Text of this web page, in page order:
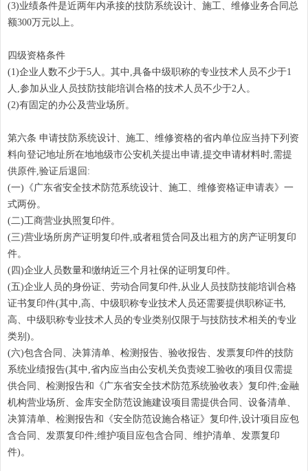
(3)业绩条件是近两年内承接的技防系统设计、施工、维修业务合同总
额300万元以上。
四级资格条件
(1)企业人数不少于5人。其中,具备中级职称的专业技术人员不少于1
人,参加从业人员技防技能培训合格的技术人员不少于2人。
(2)有固定的办公及营业场所。
第六条 申请技防系统设计、施工、维修资格的省内单位应当持下列资
料向登记地址所在地地级市公安机关提出申请,提交申请材料时,需提
供原件,验证后退回:
(一)《广东省安全技术防范系统设计、施工、维修资格证申请表》一
式两份。
(二)工商营业执照复印件。
(三)营业场所房产证明复印件,或者租赁合同及出租方的房产证明复印
件。
(四)企业人员数量和缴纳近三个月社保的证明复印件。
(五)企业人员的身份证、劳动合同复印件,从业人员技防技能培训合格
证书复印件(其中,高、中级职称专业技术人员还需要提供职称证书,
高、中级职称专业技术人员的专业类别仅限于与技防技术相关的专业
类别)。
(六)包含合同、决算清单、检测报告、验收报告、发票复印件的技防
系统业绩报告(其中,省内应当由公安机关负责竣工验收的项目仅需提
供合同、检测报告和《广东省安全技术防范系统验收表》复印件;金融
机构营业场所、金库安全防范设施建设项目需提供合同、设备清单、
决算清单、检测报告和《安全防范设施合格证》复印件,设计项目应包
含合同、发票复印件;维护项目应包含合同、维护清单、发票复印
件)。